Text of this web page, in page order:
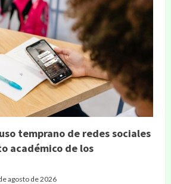
temprano de redes sociales
académico de los
agosto de 2026